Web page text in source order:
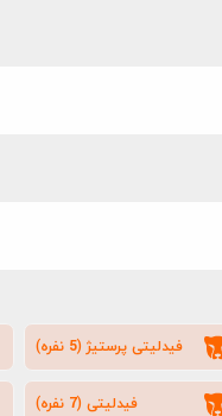
فیدلیتی پرستیژ (5 نفره)
فیدلیتی (7 نفره)